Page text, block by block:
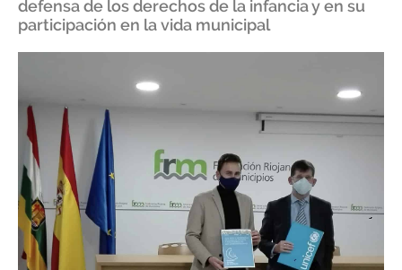
defensa de los derechos de la infancia y en su
participación en la vida municipal